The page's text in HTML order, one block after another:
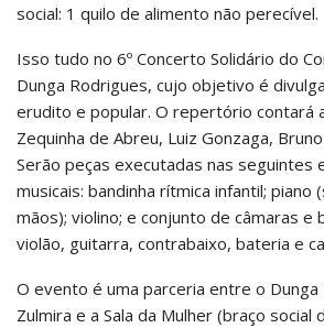
social: 1 quilo de alimento não perecível.
Isso tudo no 6º Concerto Solidário do
Dunga Rodrigues, cujo objetivo é
erudito e popular. O repertório contará
Zequinha de Abreu, Luiz Gonzaga,
Serão peças executadas nas seguintes
musicais: bandinha rítmica infantil; piano
mãos); violino; e conjunto de câmaras e
violão, guitarra, contrabaixo, bateria e
O evento é uma parceria entre o
Zulmira e a Sala da Mulher (braço social